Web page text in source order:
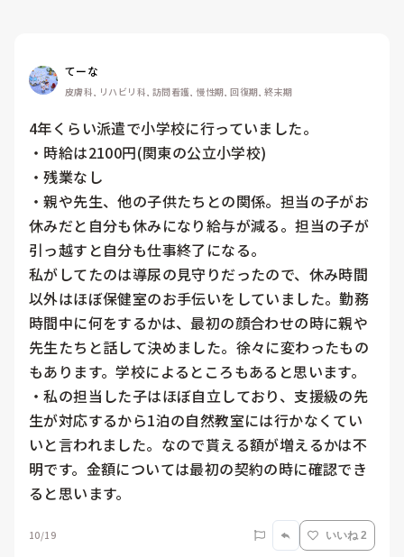
てーな
皮膚科, リハビリ科, 訪問看護, 慢性期, 回復期, 終末期
4年くらい派遣で小学校に行っていました。
・時給は2100円(関東の公立小学校)
・残業なし
・親や先生、他の子供たちとの関係。担当の子がお
休みだと自分も休みになり給与が減る。担当の子が
引っ越すと自分も仕事終了になる。
私がしてたのは導尿の見守りだったので、休み時間
以外はほぼ保健室のお手伝いをしていました。勤務
時間中に何をするかは、最初の顔合わせの時に親や
先生たちと話して決めました。徐々に変わったもの
もあります。学校によるところもあると思います。
・私の担当した子はほぼ自立しており、支援級の先
生が対応するから1泊の自然教室には行かなくてい
いと言われました。なので貰える額が増えるかは不
明です。金額については最初の契約の時に確認でき
ると思います。
10/19 いいね 2